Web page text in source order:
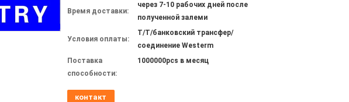
Время доставки:
через 7-10 рабочих дней после
полученной залеми
Условия оплаты:
T/T/банковский трансфер/
соединение Westerm
Поставка
способности:
1000000pcs в месяц
контакт